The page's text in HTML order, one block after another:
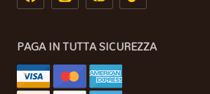
PAGA IN TUTTA SICUREZZA